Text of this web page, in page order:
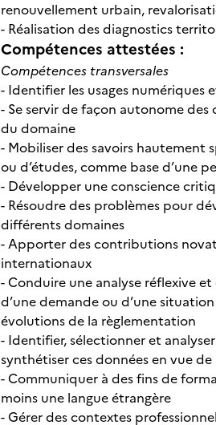
renouvellement urbain,
- Réalisation des diagnostics
Compétences attestées :
Compétences transversales
- Identifier les usages numériques
- Se servir de façon autonome
du domaine
- Mobiliser des savoirs hautement
ou d’études, comme base d’une
- Développer une conscience
- Résoudre des problèmes pour
différents domaines
- Apporter des contributions
internationaux
- Conduire une analyse réflexive
d’une demande ou d’une
évolutions de la règlementation
- Identifier, sélectionner et
synthétiser ces données en vue
- Communiquer à des fins de
moins une langue étrangère
- Gérer des contextes